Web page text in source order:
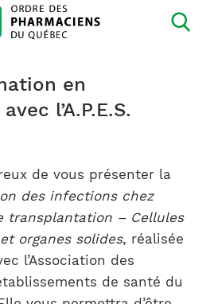
en
l’A.P.E.S.
de vous présenter la
des infections chez
transplantation – Cellules
organes solides, réalisée
l’Association des
de santé du